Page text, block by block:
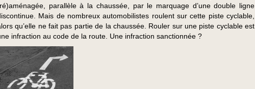
parallèle à la chaussée, par le marquage d’une double ligne
Mais de nombreux automobilistes roulent sur cette piste cyclable,
qu’elle ne fait pas partie de la chaussée. Rouler sur une piste cyclable est
infraction au code de la route. Une infraction sanctionnée ?